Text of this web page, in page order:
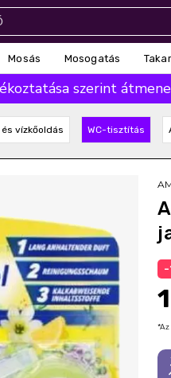
Mosás Mosogatás
szerint
vízkőoldás WC-tisztítás
-